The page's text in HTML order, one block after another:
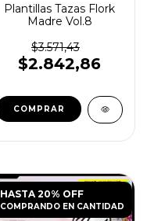
Plantillas Tazas Flork
Madre Vol.8
$3.571,43
$2.842,86
HASTA 20% OFF
COMPRANDO EN CANTIDAD